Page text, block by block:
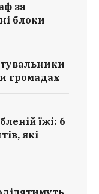
за
блоки
громадах
їжі: 6
які